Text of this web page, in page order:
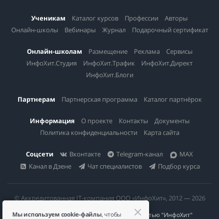
Ученикам Каталог курсов Профессии
Авторы
Онлайн-школы
Вебинары Журнал Подарочный сертификат
Онлайн-школам Размещение Реклама
Сервисы
ИнфоХит.Студия
ИнфоХит.Трафик
ИнфоХит.Директ
ИнфоХит.Блоги
Партнерам Партнерская программа Каталог партнёрок
Информация О проекте Контакты
Документы
Политика конфиденциальности
Карта сайта
Соцсети Вконтакте Telegram-канал
MAX
Канал в Дзене
Чат специалистов Подбор курса
© Аккредитованная IT-компания ООО «ИнфоХит», 2012 — 2026
Общество с ограниченной ответственностью "ИнфоХит"
Мы используем cookie-файлы, чтобы